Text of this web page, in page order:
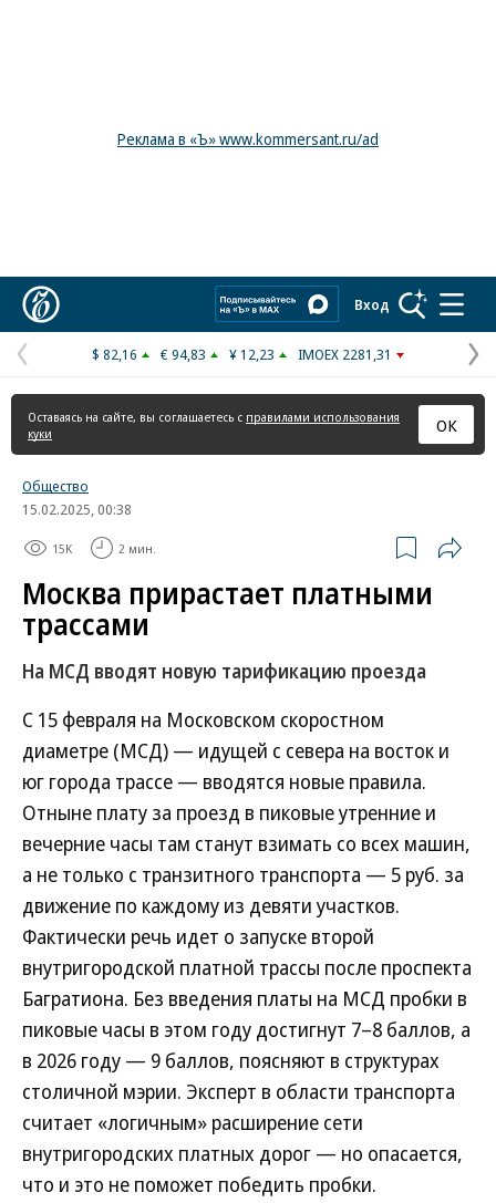
Реклама в «Ъ» www.kommersant.ru/ad
Вход
Предыдущая
страница
$ 82,16 € 94,83 ¥ 12,23 IMOEX 2281,31
Оставаясь на сайте, вы соглашаетесь с правилами использования
куки
ОК
Общество
15.02.2025, 00:38
15K 2 мин.
Москва прирастает платными
трассами
На МСД вводят новую тарификацию проезда
С 15 февраля на Московском скоростном
диаметре (МСД) — идущей с севера на восток и
юг города трассе — вводятся новые правила.
Отныне плату за проезд в пиковые утренние и
вечерние часы там станут взимать со всех машин,
а не только с транзитного транспорта — 5 руб. за
движение по каждому из девяти участков.
Фактически речь идет о запуске второй
внутригородской платной трассы после проспекта
Багратиона. Без введения платы на МСД пробки в
пиковые часы в этом году достигнут 7–8 баллов, а
в 2026 году — 9 баллов, поясняют в структурах
столичной мэрии. Эксперт в области транспорта
считает «логичным» расширение сети
внутригородских платных дорог — но опасается,
что и это не поможет победить пробки.